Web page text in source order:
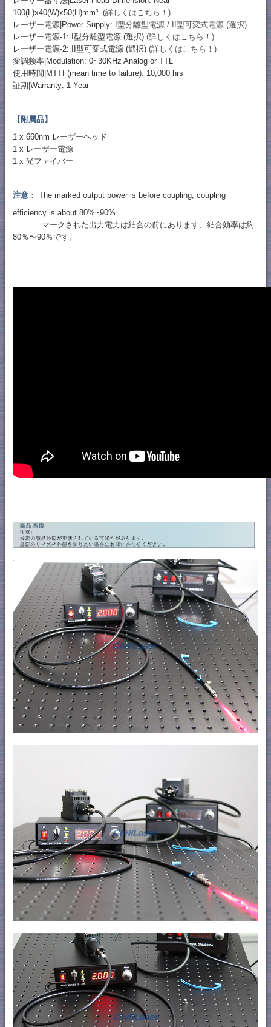
100(L)x40(W)x50(H)mm³ (詳しくはこちら！)
レーザー電源|Power Supply: I型分離型電源 / II型可変式電源 (選択)
レーザー電源-1: I型分離型電源 (選択) (詳しくはこちら！)
レーザー電源-2: II型可変式電源 (選択) (詳しくはこちら！)
変調频率|Modulation: 0~30KHz Analog or TTL
使用時間|MTTF(mean time to failure): 10,000 hrs
証期|Warranty: 1 Year
【附属品】
1 x 660nm レーザーヘッド
1 x レーザー電源
1 x 光ファイバー
注意： The marked output power is before coupling, coupling
efficiency is about 80%~90%.
マークされた出力電力は結合の前にあります、結合効率は約
80％〜90％です。